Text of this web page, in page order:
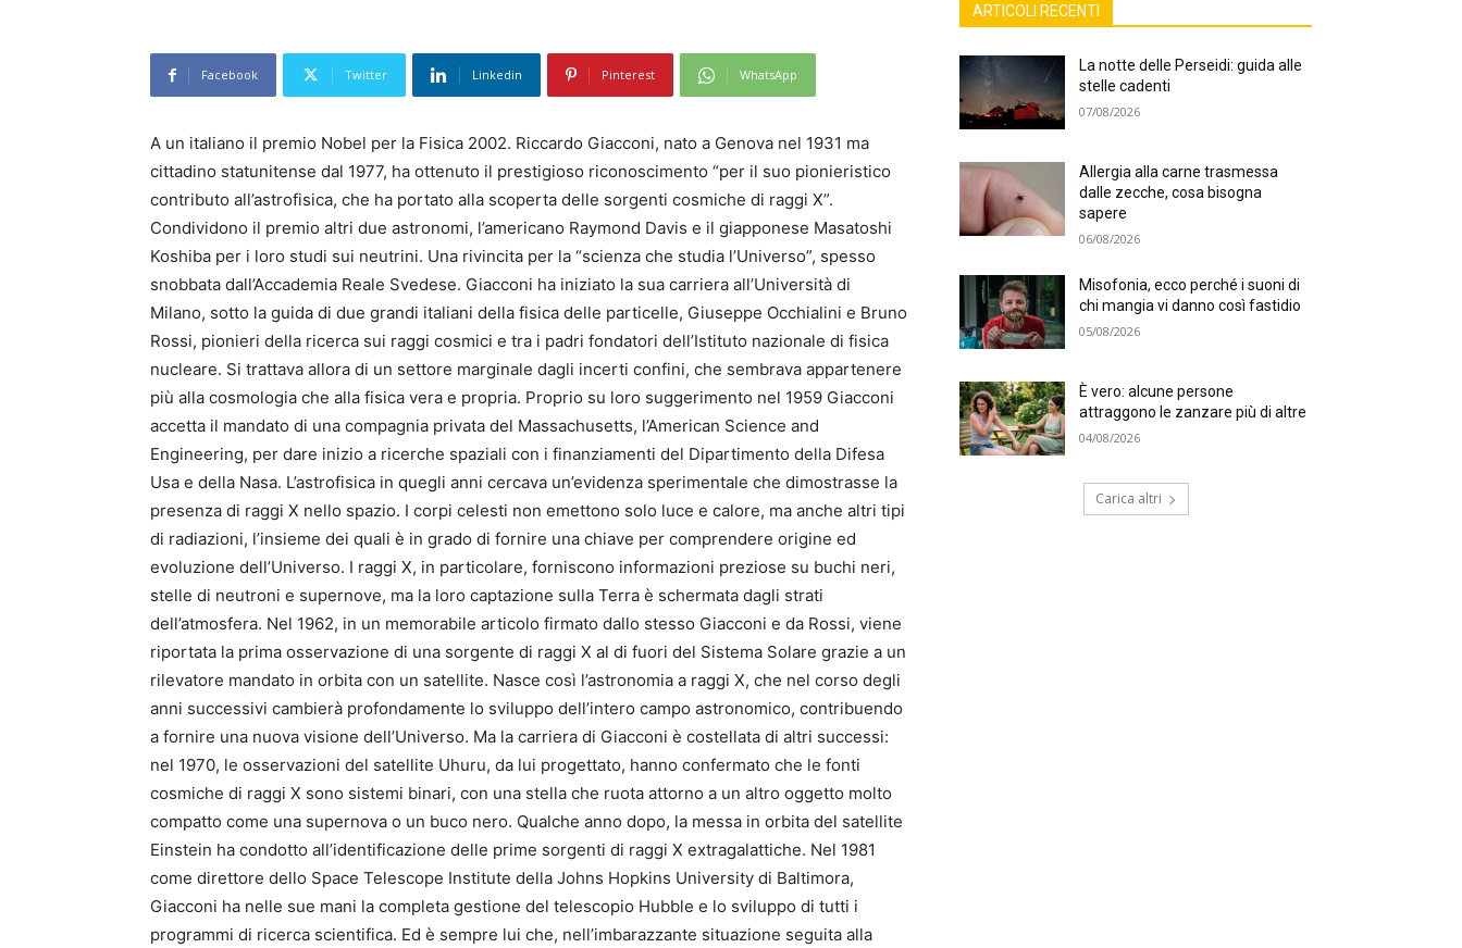
Facebook Twitter Linkedin Pinterest WhatsApp
A un italiano il premio Nobel per la Fisica 2002. Riccardo Giacconi, nato a Genova nel 1931 ma
cittadino statunitense dal 1977, ha ottenuto il prestigioso riconoscimento “per il suo pionieristico
contributo all’astrofisica, che ha portato alla scoperta delle sorgenti cosmiche di raggi X”.
Condividono il premio altri due astronomi, l’americano Raymond Davis e il giapponese Masatoshi
Koshiba per i loro studi sui neutrini. Una rivincita per la “scienza che studia l’Universo”, spesso
snobbata dall’Accademia Reale Svedese. Giacconi ha iniziato la sua carriera all’Università di
Milano, sotto la guida di due grandi italiani della fisica delle particelle, Giuseppe Occhialini e Bruno
Rossi, pionieri della ricerca sui raggi cosmici e tra i padri fondatori dell’Istituto nazionale di fisica
nucleare. Si trattava allora di un settore marginale dagli incerti confini, che sembrava appartenere
più alla cosmologia che alla fisica vera e propria. Proprio su loro suggerimento nel 1959 Giacconi
accetta il mandato di una compagnia privata del Massachusetts, l’American Science and
Engineering, per dare inizio a ricerche spaziali con i finanziamenti del Dipartimento della Difesa
Usa e della Nasa. L’astrofisica in quegli anni cercava un’evidenza sperimentale che dimostrasse la
presenza di raggi X nello spazio. I corpi celesti non emettono solo luce e calore, ma anche altri tipi
di radiazioni, l’insieme dei quali è in grado di fornire una chiave per comprendere origine ed
evoluzione dell’Universo. I raggi X, in particolare, forniscono informazioni preziose su buchi neri,
stelle di neutroni e supernove, ma la loro captazione sulla Terra è schermata dagli strati
dell’atmosfera. Nel 1962, in un memorabile articolo firmato dallo stesso Giacconi e da Rossi, viene
riportata la prima osservazione di una sorgente di raggi X al di fuori del Sistema Solare grazie a un
rilevatore mandato in orbita con un satellite. Nasce così l’astronomia a raggi X, che nel corso degli
anni successivi cambierà profondamente lo sviluppo dell’intero campo astronomico, contribuendo
a fornire una nuova visione dell’Universo. Ma la carriera di Giacconi è costellata di altri successi:
nel 1970, le osservazioni del satellite Uhuru, da lui progettato, hanno confermato che le fonti
cosmiche di raggi X sono sistemi binari, con una stella che ruota attorno a un altro oggetto molto
compatto come una supernova o un buco nero. Qualche anno dopo, la messa in orbita del satellite
Einstein ha condotto all’identificazione delle prime sorgenti di raggi X extragalattiche. Nel 1981
come direttore dello Space Telescope Institute della Johns Hopkins University di Baltimora,
Giacconi ha nelle sue mani la completa gestione del telescopio Hubble e lo sviluppo di tutti i
programmi di ricerca scientifica. Ed è sempre lui che, nell’imbarazzante situazione seguita alla
ARTICOLI RECENTI
La notte delle Perseidi: guida alle
stelle cadenti
07/08/2026
Allergia alla carne trasmessa
dalle zecche, cosa bisogna
sapere
06/08/2026
Misofonia, ecco perché i suoni di
chi mangia vi danno così fastidio
05/08/2026
È vero: alcune persone
attraggono le zanzare più di altre
04/08/2026
Carica altri